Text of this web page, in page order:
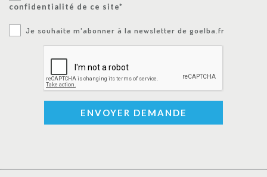
confidentialité de ce site*
Je souhaite m'abonner à la newsletter de goelba.fr
ENVOYER DEMANDE